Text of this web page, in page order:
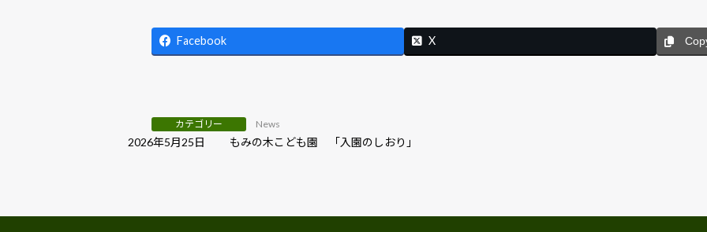
Facebook X
カテゴリー News
2026年5月25日 もみの木こども園 「入園のしおり」